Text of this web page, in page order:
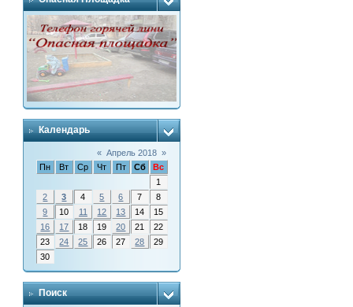
Календарь
« Апрель 2018 »
Пн
Вт Ср Чт Пт Сб
Вс
1
2
3 4 5 6 7
8
9
10 11 12 13 14
15
16
17 18 19 20 21
22
23
24 25 26 27 28
29
30
Поиск